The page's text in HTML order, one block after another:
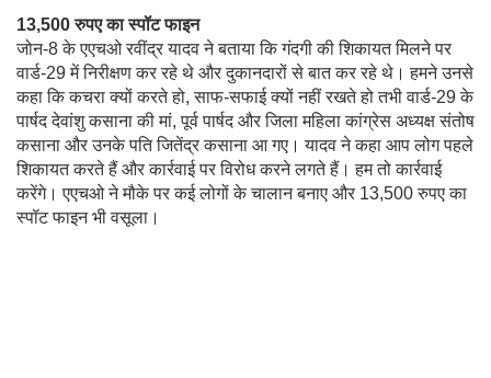
13,500 रुपए का स्पॉट फाइन
जोन-8 के एएचओ रवींद्र यादव ने बताया कि गंदगी की शिकायत मिलने पर
वार्ड-29 में निरीक्षण कर रहे थे और दुकानदारों से बात कर रहे थे। हमने उनसे
कहा कि कचरा क्यों करते हो, साफ-सफाई क्यों नहीं रखते हो तभी वार्ड-29 के
पार्षद देवांशु कसाना की मां, पूर्व पार्षद और जिला महिला कांग्रेस अध्यक्ष संतोष
कसाना और उनके पति जितेंद्र कसाना आ गए। यादव ने कहा आप लोग पहले
शिकायत करते हैं और कार्रवाई पर विरोध करने लगते हैं। हम तो कार्रवाई
करेंगे। एएचओ ने मौके पर कई लोगों के चालान बनाए और 13,500 रुपए का
स्पॉट फाइन भी वसूला।